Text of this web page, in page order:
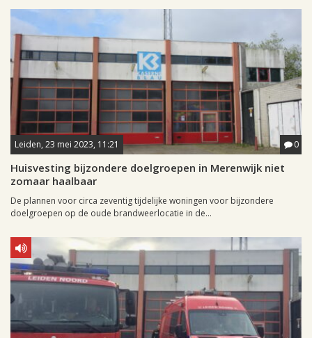
Leiden, 23 mei 2023, 11:21 0
Huisvesting bijzondere doelgroepen in Merenwijk niet
zomaar haalbaar
De plannen voor circa zeventig tijdelijke woningen voor bijzondere
doelgroepen op de oude brandweerlocatie in de...